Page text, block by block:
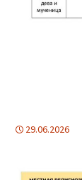
29.06.2026